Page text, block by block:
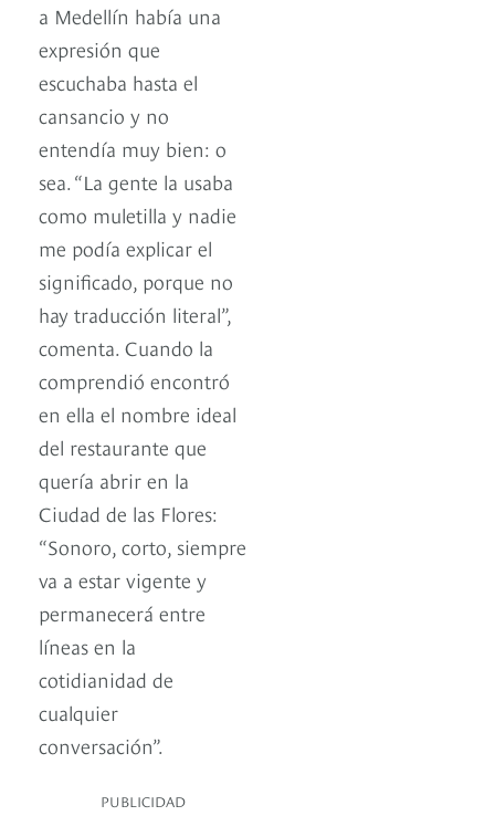
a Medellín había una
expresión que
escuchaba hasta el
cansancio y no
entendía muy bien: o
sea. “La gente la usaba
como muletilla y nadie
me podía explicar el
significado, porque no
hay traducción literal”,
comenta. Cuando la
comprendió encontró
en ella el nombre ideal
del restaurante que
quería abrir en la
Ciudad de las Flores:
“Sonoro, corto, siempre
va a estar vigente y
permanecerá entre
líneas en la
cotidianidad de
cualquier
conversación”.
PUBLICIDAD